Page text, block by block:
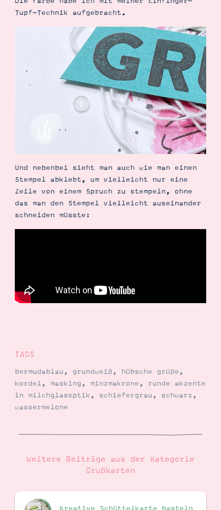
Tupf-Technik aufgebracht.
Und nebenbei sieht man auch wie man einen
Stempel abklebt, um vielleicht nur eine
Zeile von einem Spruch zu stempeln, ohne
das man den Stempel vielleicht auseinander
schneiden müsste:
TAGS
bermudablau, grundweiß, hübsche grüße,
kordel, masking, minzmakrone, runde akzente
in milchglasoptik, schiefergrau, schwarz,
wassermelone
Weitere Beiträge aus der Kategorie
Grußkarten